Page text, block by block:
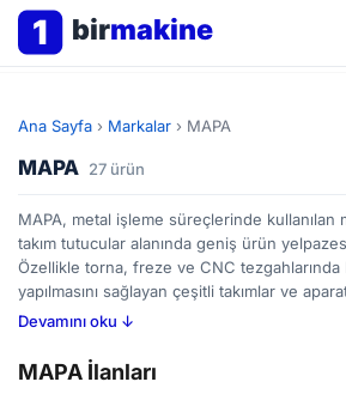
1 birmakine
Ana Sayfa › Markalar › MAPA
MAPA 27 ürün
MAPA, metal işleme süreçlerinde kullanılan
takım tutucular alanında geniş ürün
Özellikle torna, freze ve CNC tezgahlarında
yapılmasını sağlayan çeşitli takımlar ve
MAPA’nın sunduğu bu parçalar, otomotivden
verimliliğini artırmak için tasarlanmıştır.
farklı çap ve tipteki matkapları, frezeleri
Devamını oku ↓
MAPA İlanları